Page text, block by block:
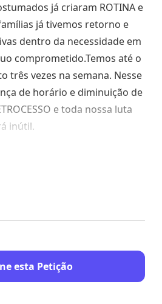
já criaram ROTINA e
já tivemos retorno e
dentro da necessidade em
comprometido.Temos até o
três vezes na semana. Nesse
de horário e diminuição de
e toda nossa luta
inútil.
estão sendo VALORIZADOS
que ele faz de
pois tem recursos que são
E DESCONTADOS EM
esta Petição